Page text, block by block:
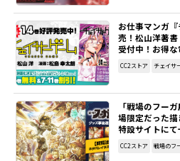
お仕事マンガ
売！松山洋著
受付中！お得な
CC2ストア チェイサ
「戦場のフー
場限定だった
特設サイトにて
CC2ストア 戦場のフ